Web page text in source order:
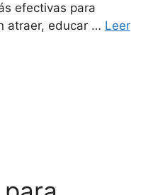
efectivas para
atraer, educar … Leer